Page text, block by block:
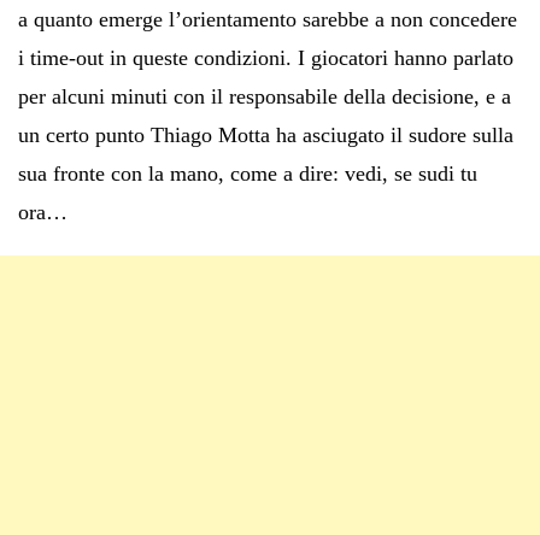
a quanto emerge l’orientamento sarebbe a non concedere
i time-out in queste condizioni. I giocatori hanno parlato
per alcuni minuti con il responsabile della decisione, e a
un certo punto Thiago Motta ha asciugato il sudore sulla
sua fronte con la mano, come a dire: vedi, se sudi tu
ora…